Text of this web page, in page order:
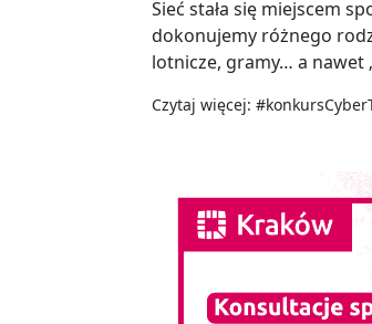
Sieć stała się miejscem
dokonujemy różnego
lotnicze, gramy… a nawet
Czytaj więcej: